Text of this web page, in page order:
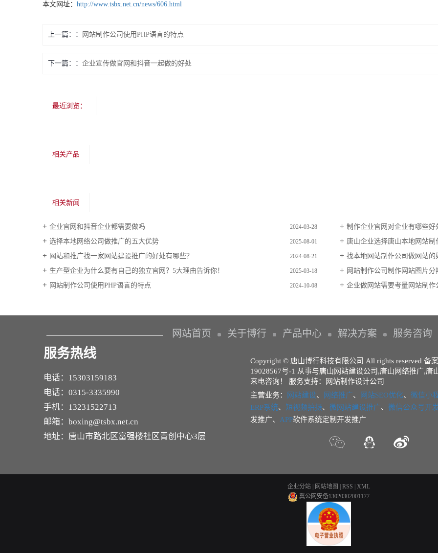
本文网址： http://www.tsbx.net.cn/news/606.html
上一篇： 网站制作公司使用PHP语言的特点
下一篇： 企业宣传做官网和抖音一起做的好处
最近浏览：
相关产品
相关新闻
企业官网和抖音企业都需要做吗 2024-03-28 制作企业官网对企业有哪些好
选择本地网络公司做推广的五大优势 2025-08-01 唐山企业选择唐山本地网站
网站和推广找一家网站建设推广的好处有哪些？ 2024-08-21 找本地网站制作公司做网站的
生产型企业为什么要有自己的独立官网？5大理由告诉你！ 2025-03-18 网站制作公司制作网站图片分
网站制作公司使用PHP语言的特点 2024-10-08 企业做网站需要考量网站制作
网站首页 关于博行 产品中心 解决方案 服务咨询
服务热线
电话：15303159183
电话：0315-3335990
手机：13231522713
邮箱：boxing@tsbx.net.cn
地址：唐山市路北区富强楼社区青创中心3层
Copyright © 唐山博行科技有限公司 All rights reserved 备案
19028567号-1 从事与唐山网站建设公司 ,唐山网络推广,唐
来电咨询！ 服务支持：
网站制作设计公司
主营业务：
网站建设、 网络推广、 网站SEO优化、 微信小
ERP系统、 短视频拍摄、 微网站建设推广、 微信公众号开
发推广、 APP软件系统定制开发推广
企业分站| 网站地图 RSS
XML
冀公网安备13020302001177